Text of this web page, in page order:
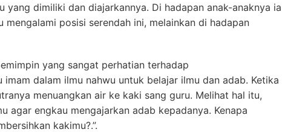
dimiliki dan diajarkannya. Di hadapan anak-anaknya ia
posisi serendah ini, melainkan di hadapan
yang sangat perhatian terhadap
dalam ilmu nahwu untuk belajar ilmu dan adab. Ketika
menuangkan air ke kaki sang guru. Melihat hal itu,
agar engkau mengajarkan adab kepadanya. Kenapa
kakimu?.”.